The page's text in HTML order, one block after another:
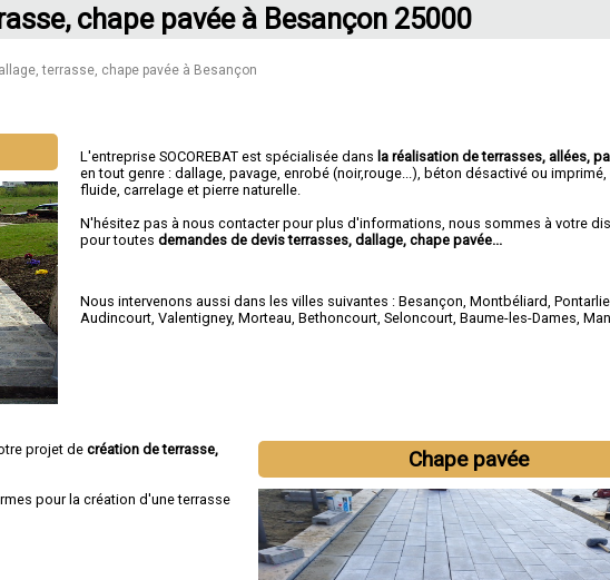
chape pavée à Besançon 25000
terrasse, chape pavée à Besançon
L'entreprise SOCOREBAT est spécialisée dans la réalisation de terrasses, allées,
en tout genre : dallage, pavage, enrobé (noir,rouge...), béton désactivé ou
fluide, carrelage et pierre naturelle.
N'hésitez pas à nous contacter pour plus d'informations, nous sommes à votre
pour toutesdemandes de devis terrasses, dallage, chape pavée...
Nous intervenons aussi dans les villes suivantes :Besançon,Montbéliard,
Audincourt,Valentigney,Morteau,Bethoncourt,Seloncourt,Baume-les-Dames,
Chape pavée
projet de création de terrasse,
pour la création d'une terrasse